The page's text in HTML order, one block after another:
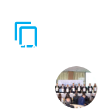
RELACIONADAS